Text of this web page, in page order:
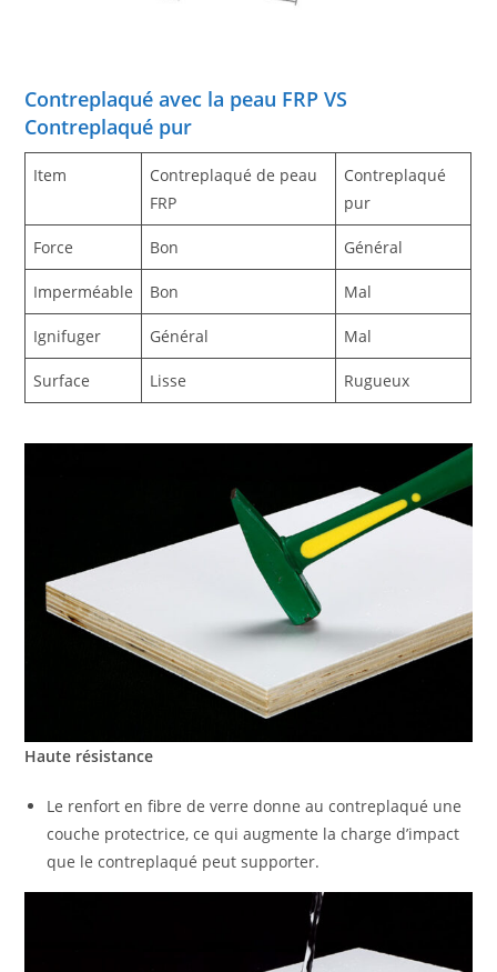
Contreplaqué avec la peau FRP VS
Contreplaqué pur
Item
Contreplaqué de peau
FRP
Contreplaqué
pur
Force Bon Général
Imperméable Bon Mal
Ignifuger Général Mal
Surface Lisse Rugueux
Haute résistance
Le renfort en fibre de verre donne au contreplaqué une
couche protectrice, ce qui augmente la charge d’impact
que le contreplaqué peut supporter.